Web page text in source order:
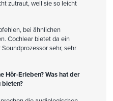
zutraut, weil sie so leicht
bei ähnlichen
Cochlear bietet da ein
sehr, sehr
Hör-Erleben? Was hat der
bieten?